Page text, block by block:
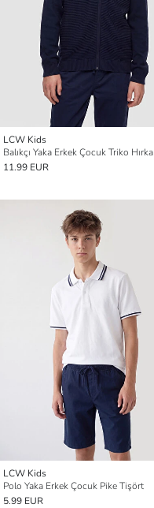
LCW Kids
Balıkçı Yaka Erkek Çocuk Triko Hırka
11.99 EUR
LCW Kids
Polo Yaka Erkek Çocuk Pike Tişört
5.99 EUR